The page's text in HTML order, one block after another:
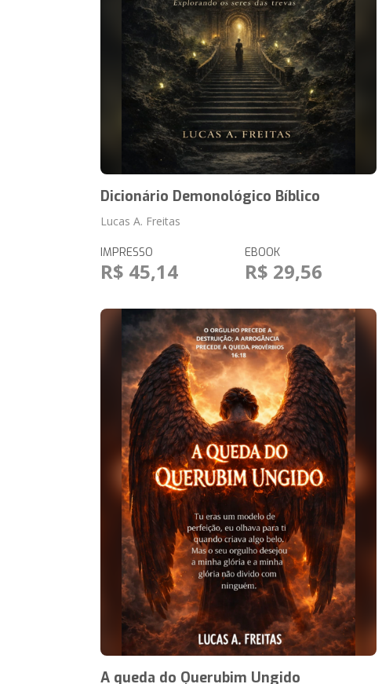
Dicionário Demonológico Bíblico
Lucas A. Freitas
IMPRESSO
R$ 45,14
EBOOK
R$ 29,56
A queda do Querubim Ungido